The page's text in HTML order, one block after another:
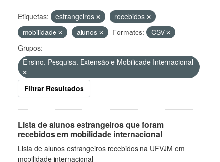
Etiquetas: estrangeiros
recebidos
mobilidade
alunos Formatos:
CSV
Grupos:
Ensino, Pesquisa, Extensão e Mobilidade Internacional
Filtrar Resultados
Lista de alunos estrangeiros que foram
recebidos em mobilidade internacional
Lista de alunos estrangeiros recebidos na UFVJM em
mobilidade internacional